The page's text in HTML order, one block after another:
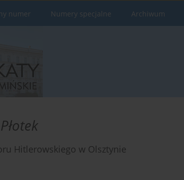
numer Numery specjalne Archiwum
Hitlerowskiego w Olsztynie